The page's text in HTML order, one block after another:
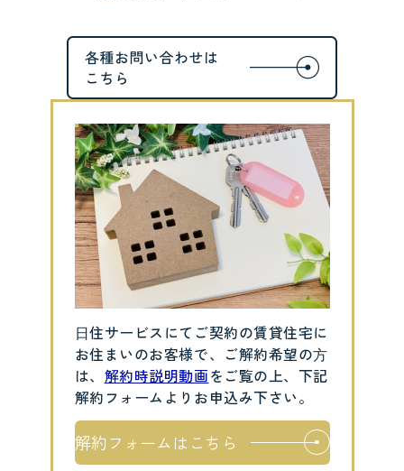
⽇住サービスにてご契約の賃貸住宅に
お住まいのお客様で、ご解約希望の⽅
は、 解約時説明動画をご覧の上、下記
解約フォームよりお申込み下さい。
解約フォームはこちら